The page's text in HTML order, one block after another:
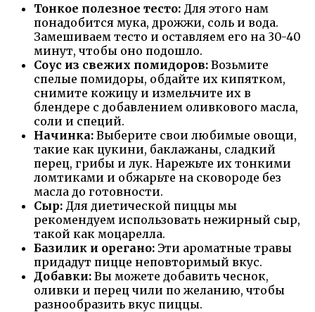
Тонкое полезное тесто: Для этого нам
понадобится мука, дрожжи, соль и вода.
Замешиваем тесто и оставляем его на 30-40
минут, чтобы оно подошло.
Соус из свежих помидоров: Возьмите
спелые помидоры, обдайте их кипятком,
снимите кожицу и измельчите их в
блендере с добавлением оливкового масла,
соли и специй.
Начинка: Выберите свои любимые овощи,
такие как цукини, баклажаны, сладкий
перец, грибы и лук. Нарежьте их тонкими
ломтиками и обжарьте на сковороде без
масла до готовности.
Сыр: Для диетической пиццы мы
рекомендуем использовать нежирный сыр,
такой как моцарелла.
Базилик и орегано: Эти ароматные травы
придадут пицце неповторимый вкус.
Добавки: Вы можете добавить чеснок,
оливки и перец чили по желанию, чтобы
разнообразить вкус пиццы.